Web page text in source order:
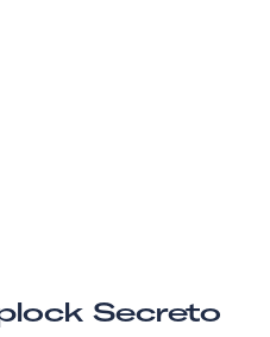
Secreto